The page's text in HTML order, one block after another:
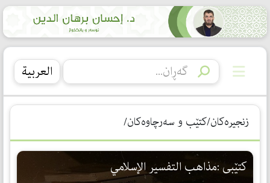
العربیة
زنجیرەکان/كتێب و سه‌رچاوه‌كان/
كتێبی :مذاهب التفسیر الإسلامي